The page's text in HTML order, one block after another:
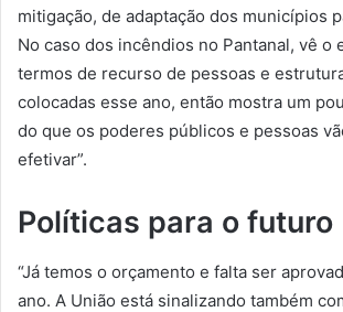
mitigação, de adaptação dos municípios
No caso dos incêndios no Pantanal, vê o
termos de recurso de pessoas e
colocadas esse ano, então mostra um
do que os poderes públicos e pessoas
efetivar”.
Políticas para o futuro
“Já temos o orçamento e falta ser
ano. A União está sinalizando também